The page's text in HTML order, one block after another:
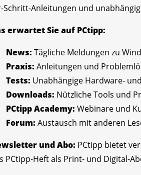
Schritt-Anleitungen und
erwartet Sie auf PCtipp:
News: Tägliche Meldungen zu
Praxis: Anleitungen und
Tests: Unabhängige Hardware-
Downloads: Nützliche Tools und
PCtipp Academy: Webinare und
Forum: Austausch mit anderen
und Abo: PCtipp bietet
PCtipp-Heft als Print- und Digital-